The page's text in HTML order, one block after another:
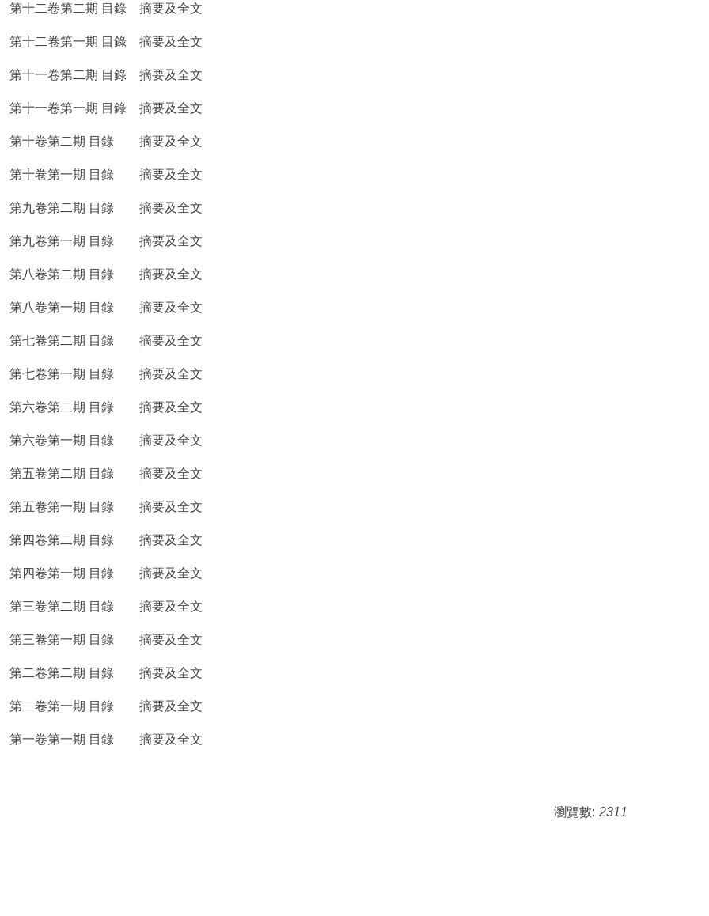
第十二卷第二期 目錄 摘要及全文
第十二卷第一期 目錄 摘要及全文
第十一卷第二期 目錄 摘要及全文
第十一卷第一期 目錄 摘要及全文
第十卷第二期 目錄 摘要及全文
第十卷第一期 目錄 摘要及全文
第九卷第二期 目錄 摘要及全文
第九卷第一期 目錄 摘要及全文
第八卷第二期 目錄 摘要及全文
第八卷第一期 目錄 摘要及全文
第七卷第二期 目錄 摘要及全文
第七卷第一期 目錄 摘要及全文
第六卷第二期 目錄 摘要及全文
第六卷第一期 目錄 摘要及全文
第五卷第二期 目錄 摘要及全文
第五卷第一期 目錄 摘要及全文
第四卷第二期 目錄 摘要及全文
第四卷第一期 目錄 摘要及全文
第三卷第二期 目錄 摘要及全文
第三卷第一期 目錄 摘要及全文
第二卷第二期 目錄 摘要及全文
第二卷第一期 目錄 摘要及全文
第一卷第一期 目錄 摘要及全文
瀏覽數: 2311